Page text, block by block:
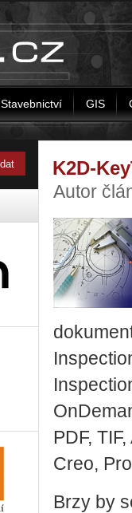
Stavebnictví GIS
K2D-
Autor
PDF,
Creo,
Brzy by